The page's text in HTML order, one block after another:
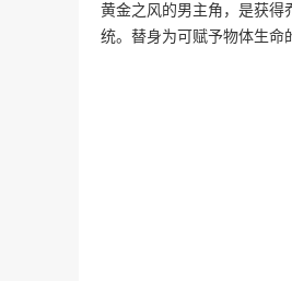
黄金之风的男主角，是获得
统。替身为可赋予物体生命